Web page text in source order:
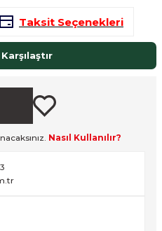
Taksit Seçenekleri
Nasıl Kullanılır?